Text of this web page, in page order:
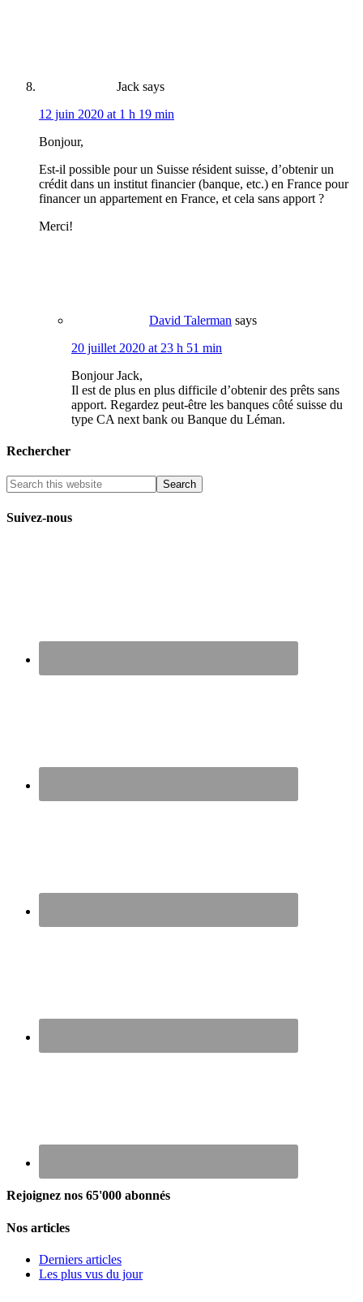
Jack says
12 juin 2020 at 1 h 19 min
Bonjour,
Est-il possible pour un Suisse résident suisse, d’obtenir un
crédit dans un institut financier (banque, etc.) en France pour
financer un appartement en France, et cela sans apport ?
Merci!
David Talerman says
20 juillet 2020 at 23 h 51 min
Bonjour Jack,
Il est de plus en plus difficile d’obtenir des prêts sans
apport. Regardez peut-être les banques côté suisse du
type CA next bank ou Banque du Léman.
Rechercher
Suivez-nous
Rejoignez nos 65'000 abonnés
Nos articles
Derniers articles
Les plus vus du jour